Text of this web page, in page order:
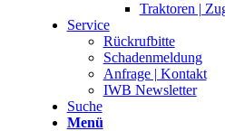
Traktoren |
Service
Rückrufbitte
Schadenmeldung
Anfrage | Kontakt
IWB Newsletter
Suche
Menü